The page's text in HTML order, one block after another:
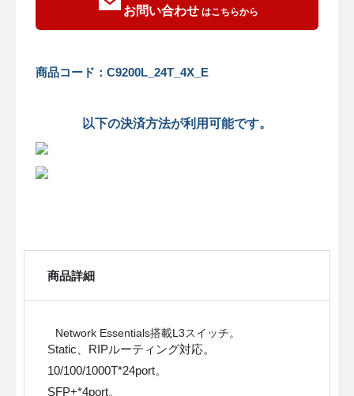
お問い合わせはこちらから
商品コード：C9200L_24T_4X_E
以下の決済方法が利用可能です。
商品詳細
Network Essentials搭載L3スイッチ。
Static、RIPルーティング対応。
10/100/1000T*24port。
SFP+*4port。